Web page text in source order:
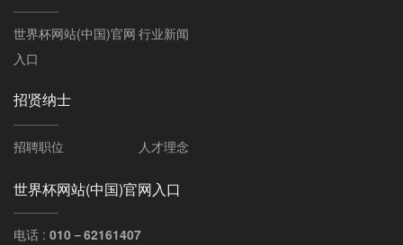
世界杯网站(中国)官网
入口
行业新闻
招贤纳士
招聘职位 人才理念
世界杯网站(中国)官网入口
电话 : 010－62161407